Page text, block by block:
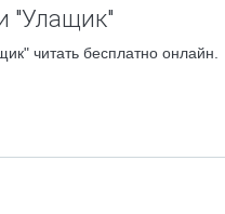
"Улащик"
читать бесплатно онлайн.